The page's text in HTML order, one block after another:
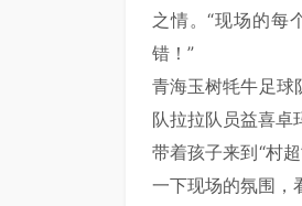
之情。“现场的每
错！”
青海玉树牦牛足球
队拉拉队员益喜卓
带着孩子来到“村
一下现场的氛围，